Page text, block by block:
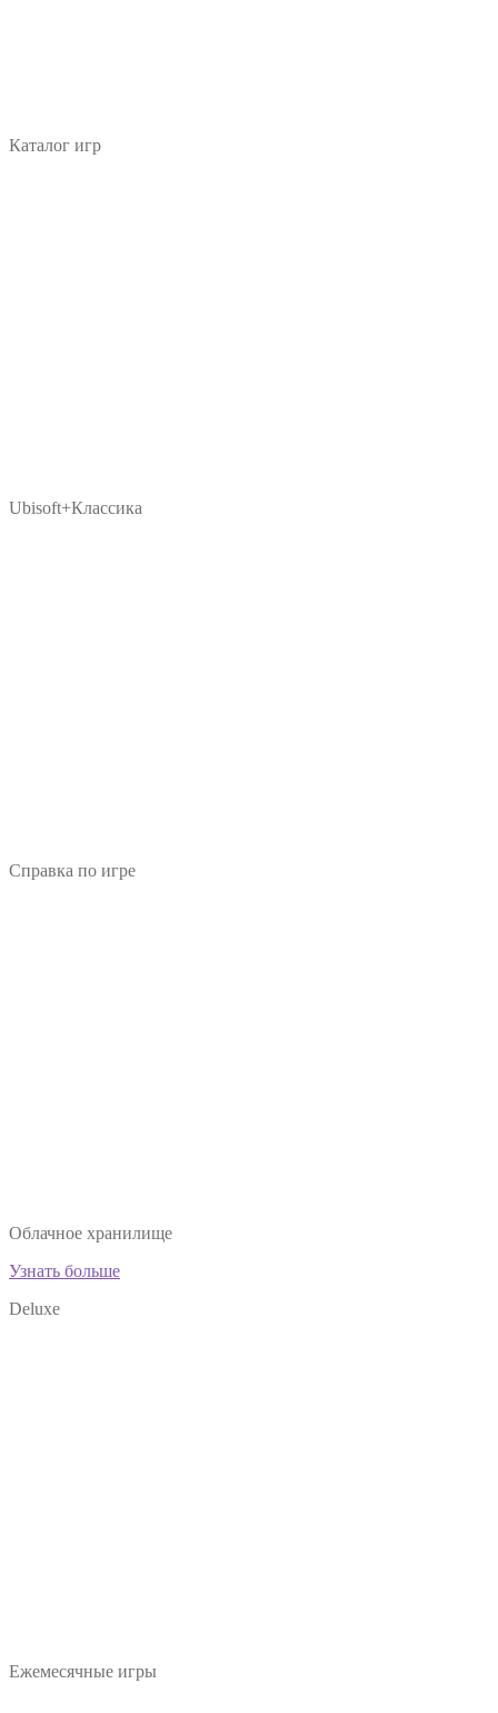
Каталог игр
Ubisoft+Классика
Справка по игре
Облачное хранилище
Узнать больше
Deluxe
Ежемесячные игры